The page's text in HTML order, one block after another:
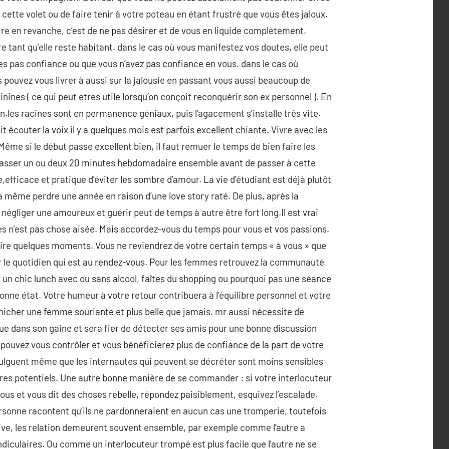
volet ou de faire tenir à votre poteau en étant frustré que vous êtes jaloux.
en revanche, c’est de ne pas désirer et de vous en liquide complètement.
tant qu’elle reste habitant. dans le cas où vous manifestez vos doutes, elle peut
pas confiance ou que vous n’avez pas confiance en vous. dans le cas où
vous livrer à aussi sur la jalousie en passant vous aussi beaucoup de
( ce qui peut etres utile lorsqu’on conçoit reconquérir son ex personnel ). En
racines sont en permanence géniaux, puis l’agacement s’installe très vite.
écouter la voix il y a quelques mois est parfois excellent chiante. Vivre avec les
si le début passe excellent bien, il faut remuer le temps de bien faire les
un ou deux 20 minutes hebdomadaire ensemble avant de passer à cette
et pratique d’éviter les sombre d’amour. La vie d’étudiant est déjà plutôt
perdre une année en raison d’une love story raté. De plus, après la
une amoureux et guérir peut de temps à autre être fort long.Il est vrai
n’est pas chose aisée. Mais accordez-vous du temps pour vous et vos passions.
quelques moments. Vous ne reviendrez de votre certain temps « à vous » que
le quotidien qui est au rendez-vous. Pour les femmes retrouvez la communauté
un chic lunch avec ou sans alcool, faîtes du shopping ou pourquoi pas une séance
état. Votre humeur à votre retour contribuera à l’équilibre personnel et votre
une femme souriante et plus belle que jamais. mr aussi nécessite de
dans son gaine et sera fier de détecter ses amis pour une bonne discussion
vous contrôler et vous bénéficierez plus de confiance de la part de votre
même que les internautes qui peuvent se décréter sont moins sensibles
potentiels. Une autre bonne manière de se commander : si votre interlocuteur
et vous dit des choses rebelle, répondez paisiblement, esquivez l’escalade.
racontent qu’ils ne pardonneraient en aucun cas une tromperie, toutefois
les relation demeurent souvent ensemble, par exemple comme l’autre a
Ou comme un interlocuteur trompé est plus facile que l’autre ne se